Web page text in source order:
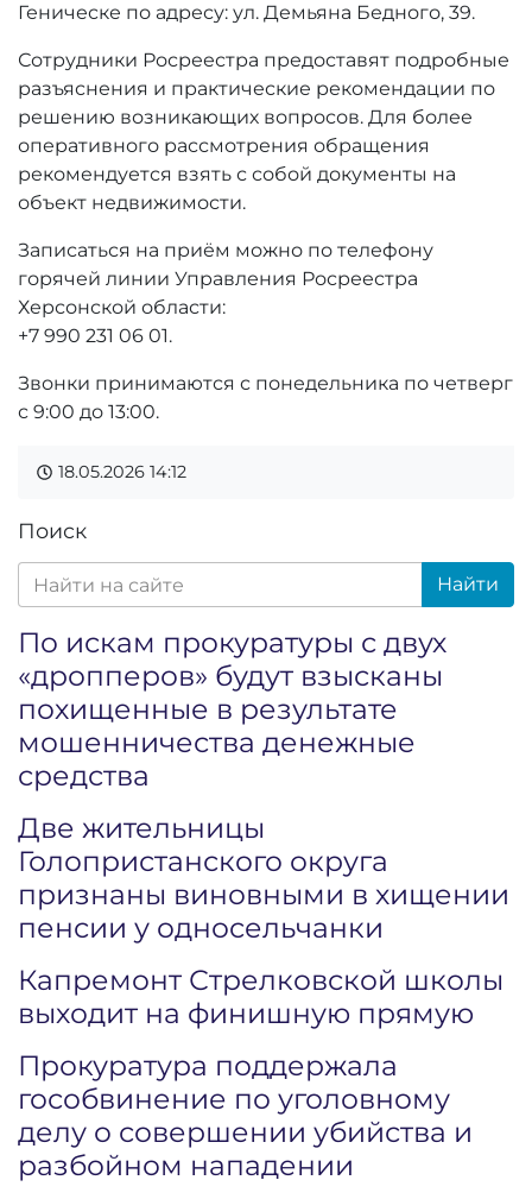
Геническе по адресу: ул. Демьяна Бедного, 39.
Сотрудники Росреестра предоставят подробные
разъяснения и практические рекомендации по
решению возникающих вопросов. Для более
оперативного рассмотрения обращения
рекомендуется взять с собой документы на
объект недвижимости.
Записаться на приём можно по телефону
горячей линии Управления Росреестра
Херсонской области:
+7 990 231 06 01.
Звонки принимаются с понедельника по четверг
с 9:00 до 13:00.
18.05.2026 14:12
Поиск
Найти
По искам прокуратуры с двух
«дропперов» будут взысканы
похищенные в результате
мошенничества денежные
средства
Две жительницы
Голопристанского округа
признаны виновными в хищении
пенсии у односельчанки
Капремонт Стрелковской школы
выходит на финишную прямую
Прокуратура поддержала
гособвинение по уголовному
делу о совершении убийства и
разбойном нападении